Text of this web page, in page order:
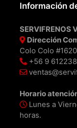
Información
SERVIFRENOS
Dirección
Colo Colo
+56 9
Horario
Lunes a
horas.